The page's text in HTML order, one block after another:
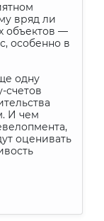
вряд ли
объектов —
особенно в
одну
счетов
И чем
оценивать